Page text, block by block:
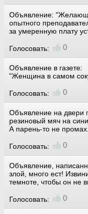
Объявление:
опытного
за умеренную плату
Голосовать: 0
Объявление в газете:
"Женщина в самом
Голосовать: 0
Объявление на двери
резиновый мяч на
А парень-то не
Голосовать: 0
Объявление,
злой, много ест!
темноте, чтобы он не
Голосовать: 0